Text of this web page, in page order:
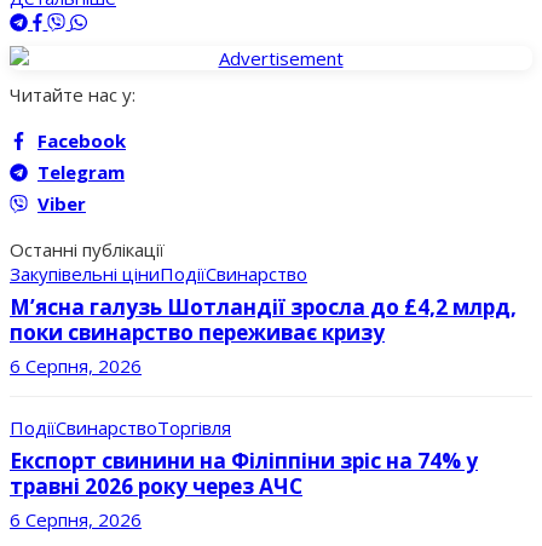
Читайте нас у:
Facebook
Telegram
Viber
Останні публікації
Закупівельні ціниПодіїСвинарство
М’ясна галузь Шотландії зросла до £4,2 млрд,
поки свинарство переживає кризу
6 Серпня, 2026
ПодіїСвинарствоТоргівля
Експорт свинини на Філіппіни зріс на 74% у
травні 2026 року через АЧС
6 Серпня, 2026